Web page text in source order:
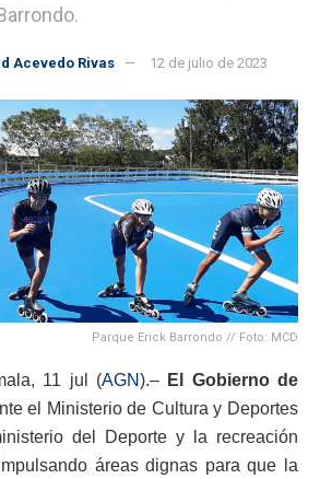
Acevedo Rivas 12 de julio de 2023
Parque Erick Barrondo // Foto: MCD
11 jul (AGN).– El Gobierno de
el Ministerio de Cultura y Deportes
del Deporte y la recreación
áreas dignas para que la